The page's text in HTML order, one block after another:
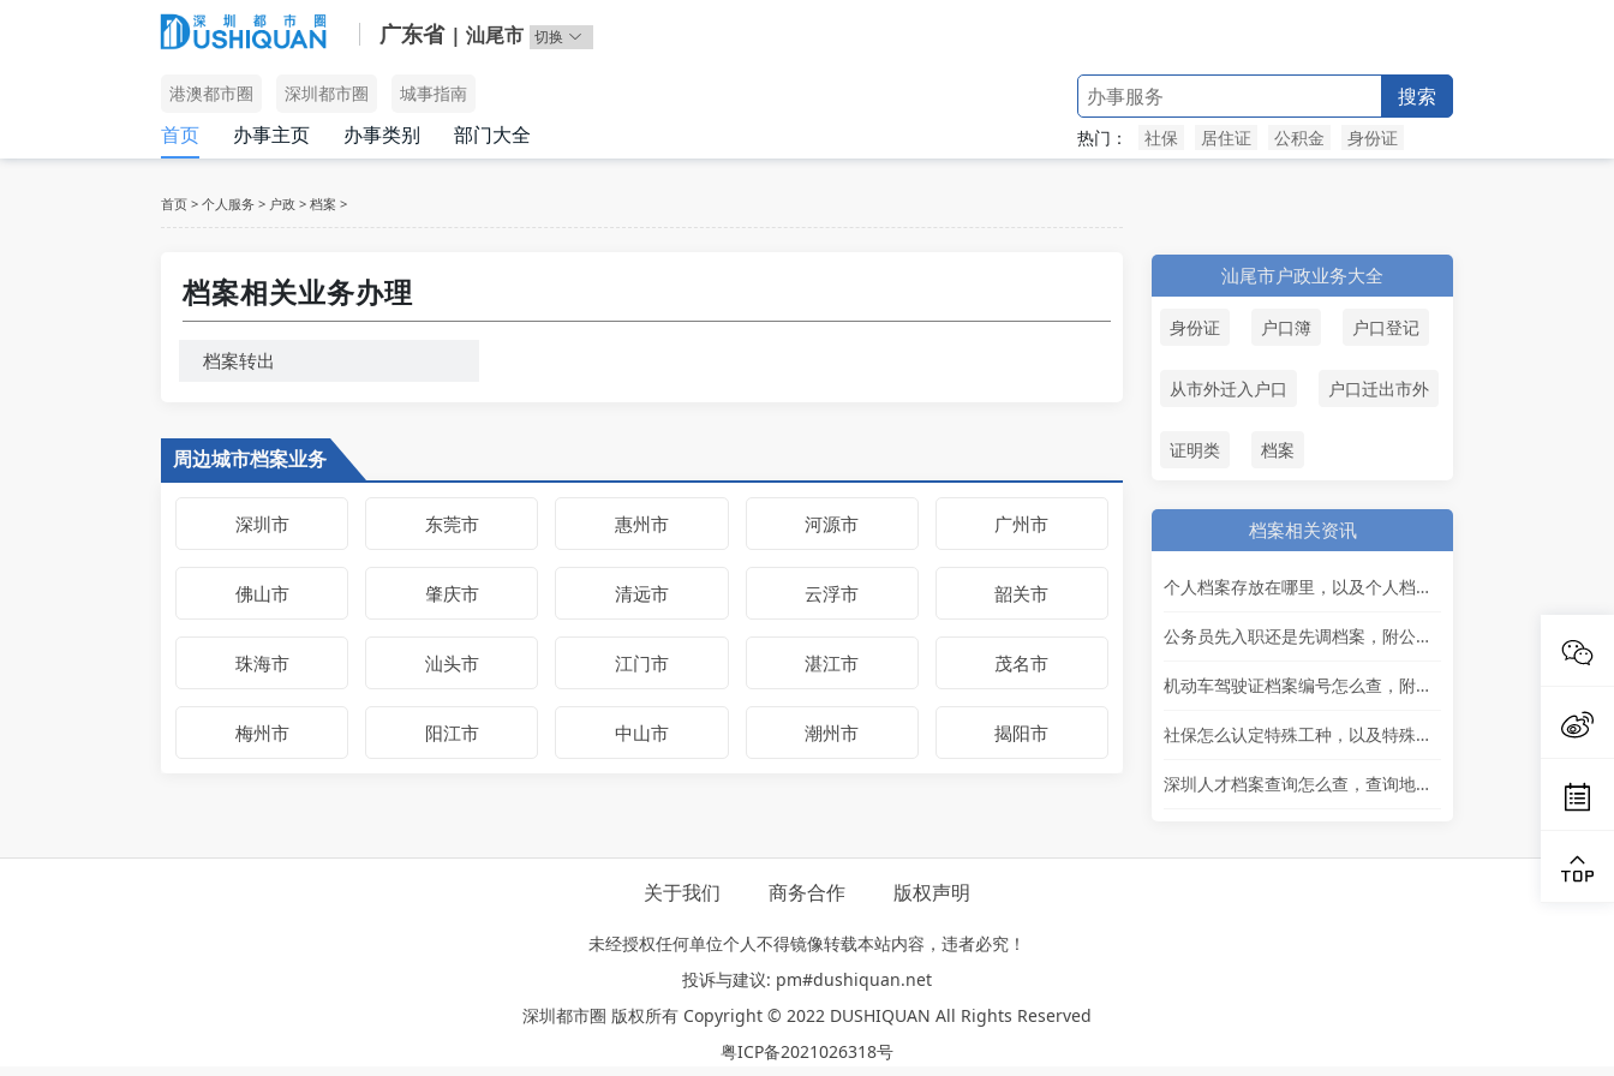
广东省 | 汕尾市 切换
港澳都市圈 深圳都市圈 城事指南
首页 办事主页 办事类别 部门大全
搜索
热门： 社保 居住证 公积金 身份证
首页 > 个人服务 > 户政 > 档案 >
档案相关业务办理
档案转出
周边城市档案业务
深圳市 东莞市 惠州市 河源市 广州市
佛山市 肇庆市 清远市 云浮市 韶关市
珠海市 汕头市 江门市 湛江市 茂名市
梅州市 阳江市 中山市 潮州市 揭阳市
汕尾市户政业务大全
身份证 户口簿 户口登记
从市外迁入户口 户口迁出市外
证明类 档案
档案相关资讯
个人档案存放在哪里，以及个人档案可以个人存放吗
公务员先入职还是先调档案，附公务员入职流程
机动车驾驶证档案编号怎么查，附不能申请驾驶证的情况
社保怎么认定特殊工种，以及特殊工种看工资表还是档案
深圳人才档案查询怎么查，查询地点 + 补办档案
关于我们 商务合作 版权声明
未经授权任何单位个人不得镜像转载本站内容，违者必究！
投诉与建议: pm#dushiquan.net
深圳都市圈 版权所有 Copyright © 2022 DUSHIQUAN All Rights Reserved
粤ICP备2021026318号